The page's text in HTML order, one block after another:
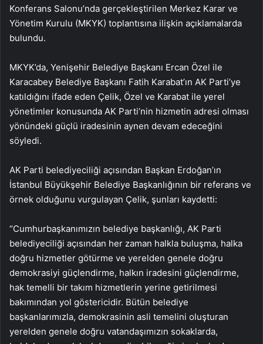
Konferans Salonu’nda gerçekleştirilen Merkez Karar ve
Yönetim Kurulu (MKYK) toplantısına ilişkin açıklamalarda
bulundu.
MKYK’da, Yenişehir Belediye Başkanı Ercan Özel ile
Karacabey Belediye Başkanı Fatih Karabat’ın AK Parti’ye
katıldığını ifade eden Çelik, Özel ve Karabat ile yerel
yönetimler konusunda AK Parti’nin hizmetin adresi olması
yönündeki güçlü iradesinin aynen devam edeceğini
söyledi.
AK Parti belediyeciliği açısından Başkan Erdoğan’ın
İstanbul Büyükşehir Belediye Başkanlığının bir referans ve
örnek olduğunu vurgulayan Çelik, şunları kaydetti:
“Cumhurbaşkanımızın belediye başkanlığı, AK Parti
belediyeciliği açısından her zaman halkla buluşma, halka
doğru hizmetler götürme ve yerelden genele doğru
demokrasiyi güçlendirme, halkın iradesini güçlendirme,
hak temelli bir takım hizmetlerin yerine getirilmesi
bakımından yol göstericidir. Bütün belediye
başkanlarımızla, demokrasinin asli temelini oluşturan
yerelden genele doğru vatandaşımızın sokaklarda,